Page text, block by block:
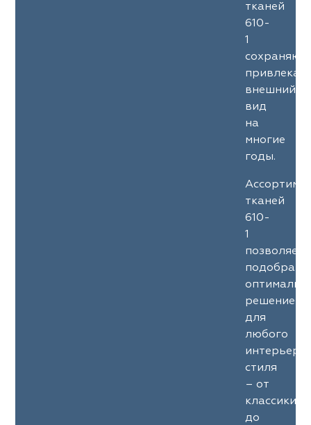
тканей
610-
1
сохраняют
внешний
вид
на
многие
годы.
тканей
610-
1
позволяет
подобрать
решение
для
любого
стиля
– от
классики
до